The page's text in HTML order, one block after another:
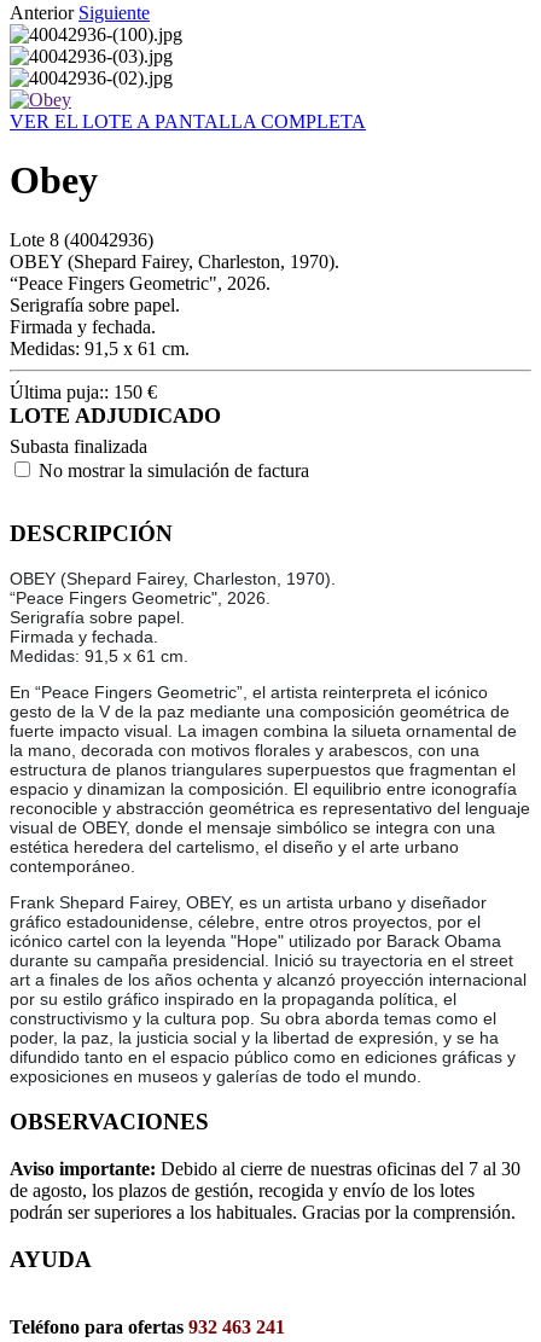
Anterior Siguiente
VER EL LOTE A PANTALLA COMPLETA
Obey
Lote 8 (40042936)
OBEY (Shepard Fairey, Charleston, 1970).
“Peace Fingers Geometric", 2026.
Serigrafía sobre papel.
Firmada y fechada.
Medidas: 91,5 x 61 cm.
Última puja:: 150 €
LOTE ADJUDICADO
Subasta finalizada
No mostrar la simulación de factura
DESCRIPCIÓN
OBEY (Shepard Fairey, Charleston, 1970).
“Peace Fingers Geometric", 2026.
Serigrafía sobre papel.
Firmada y fechada.
Medidas: 91,5 x 61 cm.
En “Peace Fingers Geometric”, el artista reinterpreta el icónico
gesto de la V de la paz mediante una composición geométrica de
fuerte impacto visual. La imagen combina la silueta ornamental de
la mano, decorada con motivos florales y arabescos, con una
estructura de planos triangulares superpuestos que fragmentan el
espacio y dinamizan la composición. El equilibrio entre iconografía
reconocible y abstracción geométrica es representativo del lenguaje
visual de OBEY, donde el mensaje simbólico se integra con una
estética heredera del cartelismo, el diseño y el arte urbano
contemporáneo.
Frank Shepard Fairey, OBEY, es un artista urbano y diseñador
gráfico estadounidense, célebre, entre otros proyectos, por el
icónico cartel con la leyenda "Hope" utilizado por Barack Obama
durante su campaña presidencial. Inició su trayectoria en el street
art a finales de los años ochenta y alcanzó proyección internacional
por su estilo gráfico inspirado en la propaganda política, el
constructivismo y la cultura pop. Su obra aborda temas como el
poder, la paz, la justicia social y la libertad de expresión, y se ha
difundido tanto en el espacio público como en ediciones gráficas y
exposiciones en museos y galerías de todo el mundo.
OBSERVACIONES
Aviso importante: Debido al cierre de nuestras oficinas del 7 al 30
de agosto, los plazos de gestión, recogida y envío de los lotes
podrán ser superiores a los habituales. Gracias por la comprensión.
AYUDA
Teléfono para ofertas 932 463 241